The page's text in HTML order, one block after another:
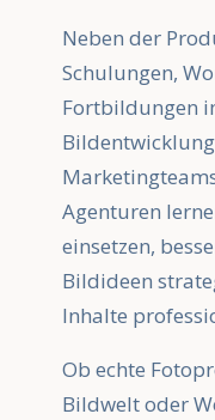
Neben der
Schulungen,
Fortbildungen
Agenturen
einsetzen,
Bildideen
Inhalte
Ob echte
Bildwelt oder